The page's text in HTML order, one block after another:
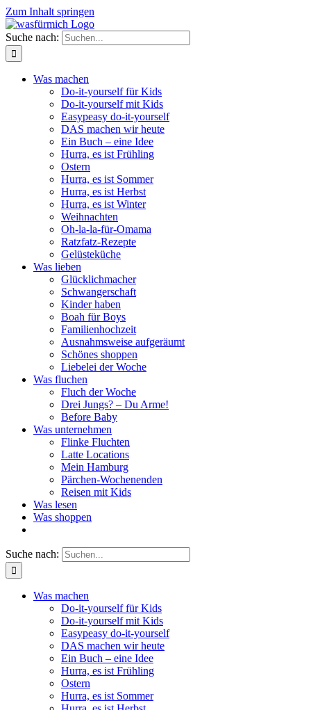
Zum Inhalt springen
Suche nach:
Was machen
Do-it-yourself für Kids
Do-it-yourself mit Kids
Easypeasy do-it-yourself
DAS machen wir heute
Ein Buch – eine Idee
Hurra, es ist Frühling
Ostern
Hurra, es ist Sommer
Hurra, es ist Herbst
Hurra, es ist Winter
Weihnachten
Oh-la-la-für-Omama
Ratzfatz-Rezepte
Gelüsteküche
Was lieben
Glücklichmacher
Schwangerschaft
Kinder haben
Boah für Boys
Familienhochzeit
Ausnahmsweise aufgeräumt
Schönes shoppen
Liebelei der Woche
Was fluchen
Fluch der Woche
Drei Jungs? – Du Arme!
Before Baby
Was unternehmen
Flinke Fluchten
Latte Locations
Mein Hamburg
Pärchen-Wochenenden
Reisen mit Kids
Was lesen
Was shoppen
Suche nach:
Was machen
Do-it-yourself für Kids
Do-it-yourself mit Kids
Easypeasy do-it-yourself
DAS machen wir heute
Ein Buch – eine Idee
Hurra, es ist Frühling
Ostern
Hurra, es ist Sommer